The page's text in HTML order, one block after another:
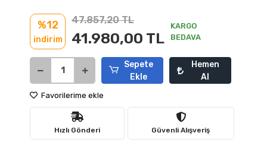
%12
indirim
47.857,20 TL
41.980,00 TL
KARGO
BEDAVA
Sepete
Ekle
Hemen
Al
Favorilerime ekle
Hızlı Gönderi Güvenli Alışveriş